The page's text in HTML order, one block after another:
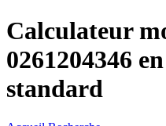
Calculateur
0261204346
standard